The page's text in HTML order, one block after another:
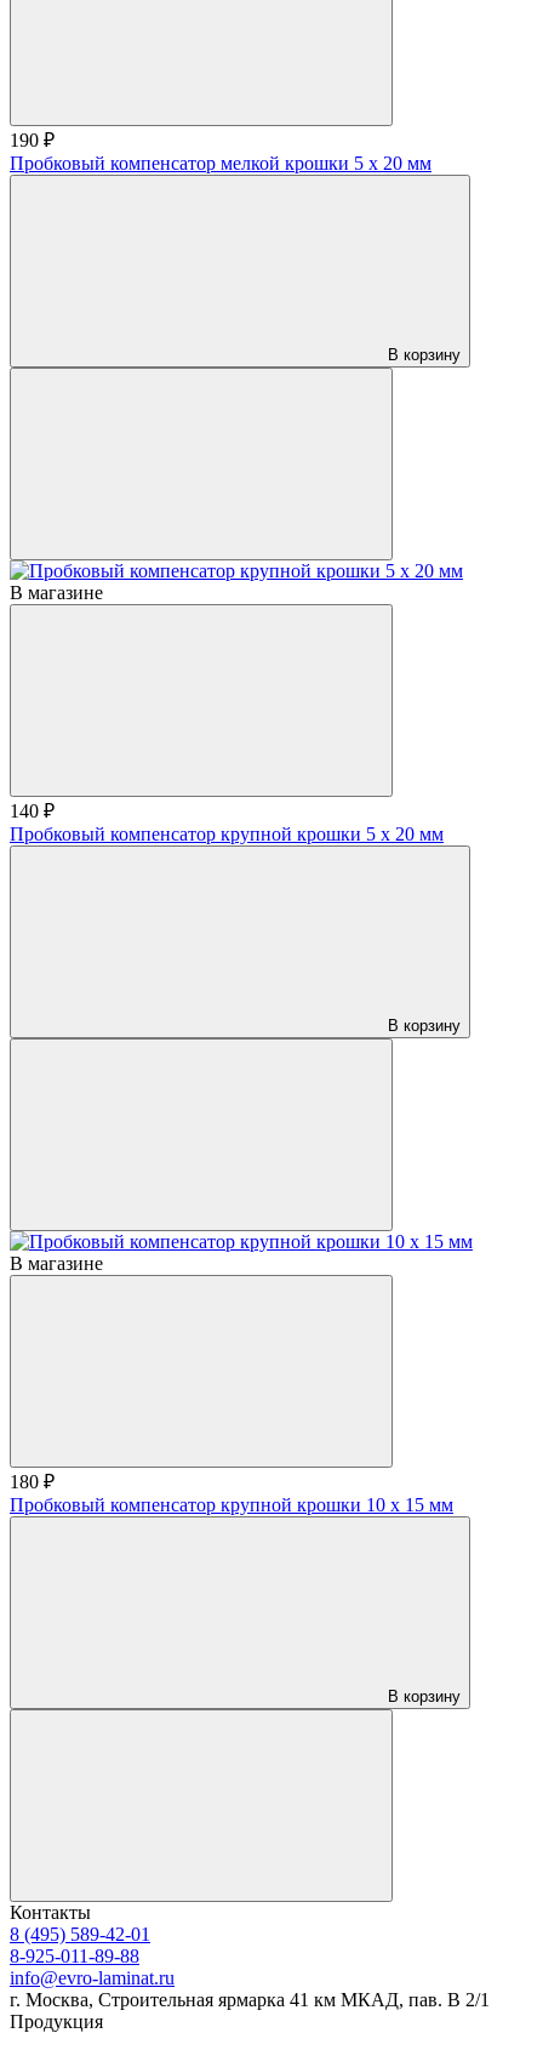
190 ₽
Пробковый компенсатор мелкой крошки 5 x 20 мм
В корзину
В магазине
140 ₽
Пробковый компенсатор крупной крошки 5 x 20 мм
В корзину
В магазине
180 ₽
Пробковый компенсатор крупной крошки 10 х 15 мм
В корзину
Контакты
8 (495) 589-42-01
8-925-011-89-88
info@evro-laminat.ru
г. Москва, Строительная ярмарка 41 км МКАД, пав. В 2/1
Продукция